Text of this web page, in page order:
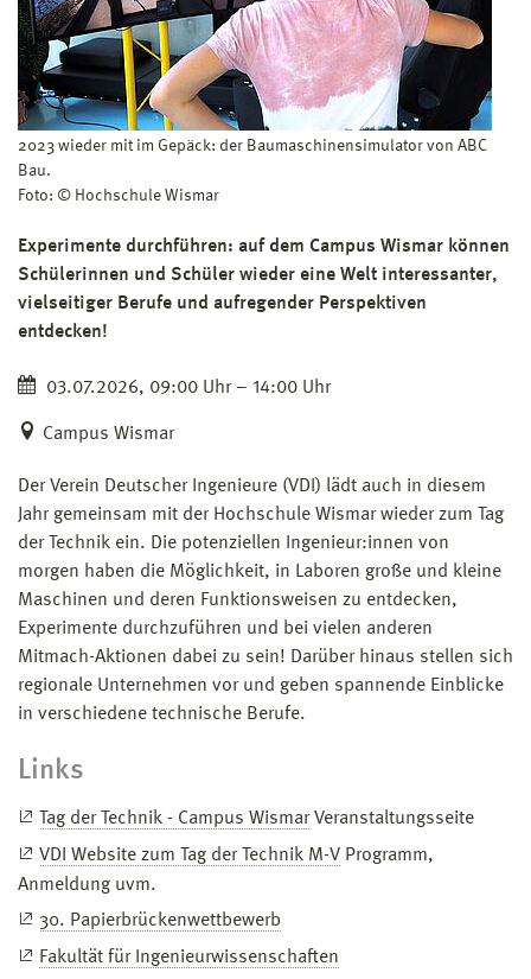
2023 wieder mit im Gepäck: der Baumaschinensimulator von ABC
Bau.
Foto: © Hochschule Wismar
Experimente durchführen: auf dem Campus Wismar können
Schülerinnen und Schüler wieder eine Welt interessanter,
vielseitiger Berufe und aufregender Perspektiven
entdecken!
03.07.2026, 09:00 Uhr – 14:00 Uhr
Campus Wismar
Der Verein Deutscher Ingenieure (VDI) lädt auch in diesem
Jahr gemeinsam mit der Hochschule Wismar wieder zum Tag
der Technik ein. Die potenziellen Ingenieur:innen von
morgen haben die Möglichkeit, in Laboren große und kleine
Maschinen und deren Funktionsweisen zu entdecken,
Experimente durchzuführen und bei vielen anderen
Mitmach-Aktionen dabei zu sein! Darüber hinaus stellen sich
regionale Unternehmen vor und geben spannende Einblicke
in verschiedene technische Berufe.
Links
Tag der Technik - Campus Wismar Veranstaltungsseite
VDI Website zum Tag der Technik M-V Programm,
Anmeldung uvm.
30. Papierbrückenwettbewerb
Fakultät für Ingenieurwissenschaften